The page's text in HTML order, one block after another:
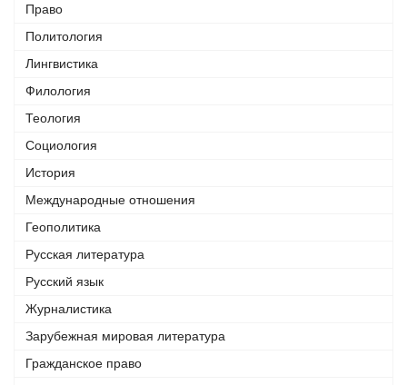
Право
Политология
Лингвистика
Филология
Теология
Социология
История
Международные отношения
Геополитика
Русская литература
Русский язык
Журналистика
Зарубежная мировая литература
Гражданское право